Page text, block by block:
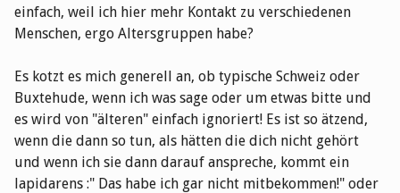
einfach, weil ich hier mehr Kontakt zu verschiedenen
Menschen, ergo Altersgruppen habe?
Es kotzt es mich generell an, ob typische Schweiz oder
Buxtehude, wenn ich was sage oder um etwas bitte und
es wird von "älteren" einfach ignoriert! Es ist so ätzend,
wenn die dann so tun, als hätten die dich nicht gehört
und wenn ich sie dann darauf anspreche, kommt ein
lapidarens :" Das habe ich gar nicht mitbekommen!" oder